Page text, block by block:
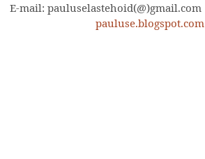
E-mail: pauluselastehoid(@)gmail.com
pauluse.blogspot.com